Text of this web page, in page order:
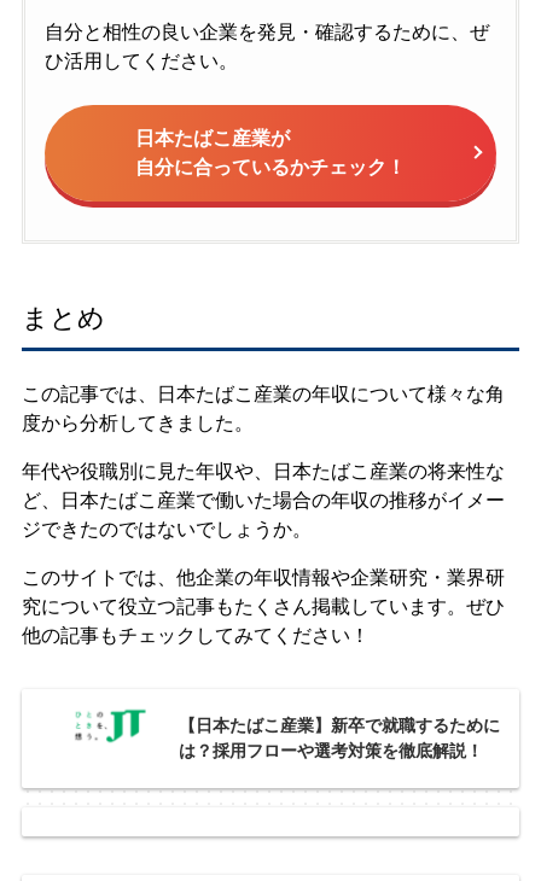
自分と相性の良い企業を発見・確認するために、ぜ
ひ活用してください。
日本たばこ産業が
自分に合っているかチェック！
まとめ
この記事では、日本たばこ産業の年収について様々な角
度から分析してきました。
年代や役職別に見た年収や、日本たばこ産業の将来性な
ど、日本たばこ産業で働いた場合の年収の推移がイメー
ジできたのではないでしょうか。
このサイトでは、他企業の年収情報や企業研究・業界研
究について役立つ記事もたくさん掲載しています。ぜひ
他の記事もチェックしてみてください！
【日本たばこ産業】新卒で就職するために
は？採用フローや選考対策を徹底解説！